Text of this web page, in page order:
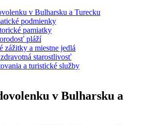
v Bulharsku a Turecku
podmienky
pamiatky
pláží
zážitky a miestne jedlá
starostlivosť
a turistické služby
v Bulharsku a